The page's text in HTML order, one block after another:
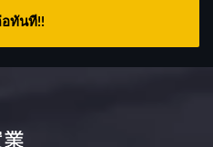
ทันที!!